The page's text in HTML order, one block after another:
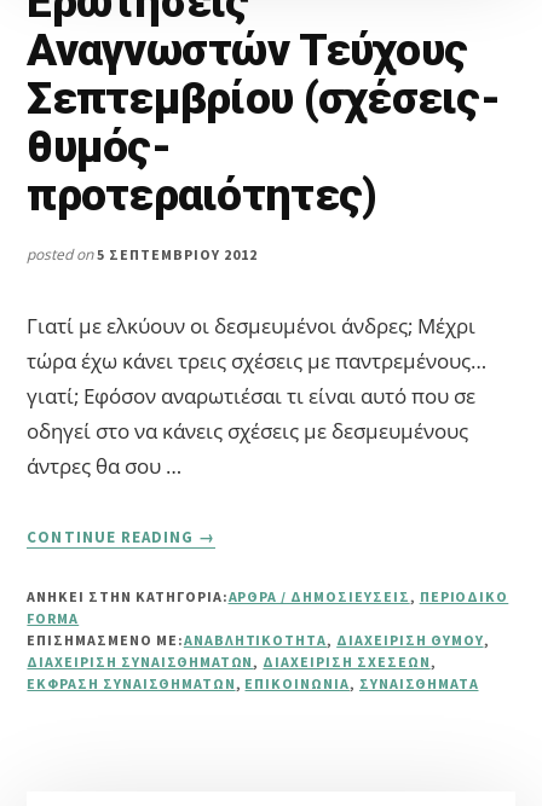
Αναγνωστών Τεύχους
Σεπτεμβρίου (σχέσεις-
θυμός-
προτεραιότητες)
posted on5 ΣΕΠΤΕΜΒΡΊΟΥ 2012
Γιατί με ελκύουν οι δεσμευμένοι άνδρες; Μέχρι
τώρα έχω κάνει τρεις σχέσεις με παντρεμένους…
γιατί; Εφόσον αναρωτιέσαι τι είναι αυτό που σε
οδηγεί στο να κάνεις σχέσεις με δεσμευμένους
άντρες θα σου …
CONTINUE READING
ΕΡΩΤΉΣΕΙΣ
ΤΕΎΧΟΥΣ
ΣΕΠΤΕΜΒΡΊΟΥ
(ΣΧΈΣΕΙΣ-
ΘΥΜΌΣ-
→
ΑΝΗΚΕΙ ΣΤΗΝ ΚΑΤΗΓΟΡΙΑ:ΆΡΘΡΑ / ΔΗΜΟΣΙΕΎΣΕΙΣ , ΠΕΡΙΟΔΙΚΌ
FORMA
ΕΠΙΣΗΜΑΣΜΈΝΟ ΜΕ:ΑΝΑΒΛΗΤΙΚΌΤΗΤΑ, ΔΙΑΧΕΊΡΙΣΗ ΘΥΜΟΎ,
ΔΙΑΧΕΊΡΙΣΗ ΣΥΝΑΙΣΘΗΜΆΤΩΝ , ΔΙΑΧΕΊΡΙΣΗ ΣΧΈΣΕΩΝ ,
ΈΚΦΡΑΣΗ ΣΥΝΑΙΣΘΗΜΆΤΩΝ , ΕΠΙΚΟΙΝΩΝΊΑ, ΣΥΝΑΙΣΘΉΜΑΤΑ